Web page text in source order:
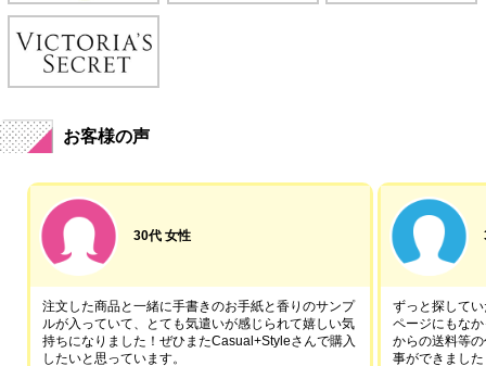
お客様の声
30代 女性
注文した商品と一緒に手書きのお手紙と香りのサンプ
ルが入っていて、とても気遣いが感じられて嬉しい気
持ちになりました！ぜひまたCasual+Styleさんで購入
したいと思っています。
ずっと探して
ページにもな
からの送料等
事ができました